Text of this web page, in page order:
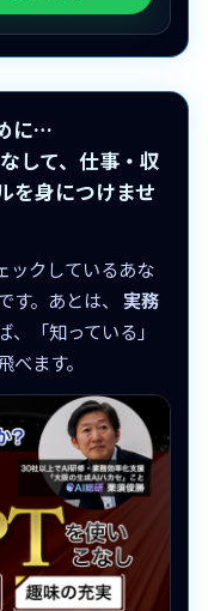
に…
して、仕事・収
を身につけませ
ックしているあな
。あとは、 実務
、「知っている」
ます。